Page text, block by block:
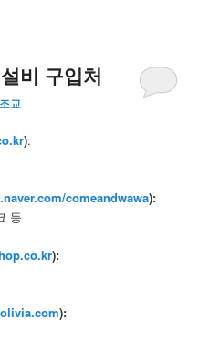
비 구입처
교
):
comeandwawa):
등
):
):